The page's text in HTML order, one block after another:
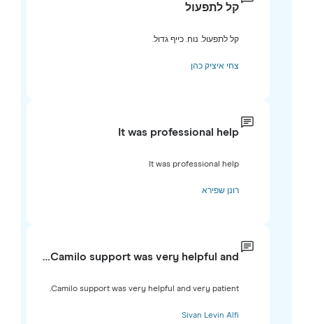
קל לתפעול
קל לתפעול. נוח. כייף גדול.
צחי איציק כהן
It was professional help
It was professional help
רונן שפירא
Camilo support was very helpful and…
Camilo support was very helpful and very patient.
Sivan Levin Alfi